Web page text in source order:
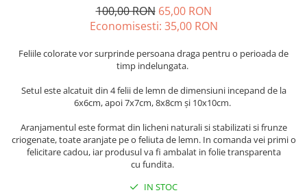
100,00 RON 65,00 RON
Economisesti: 35,00 RON
Feliile colorate vor surprinde persoana draga pentru o perioada de
timp indelungata.
Setul este alcatuit din 4 felii de lemn de dimensiuni incepand de la
6x6cm, apoi 7x7cm, 8x8cm și 10x10cm.
Aranjamentul este format din licheni naturali si stabilizati si frunze
criogenate, toate aranjate pe o feliuta de lemn. In comanda vei primi o
felicitare cadou, iar produsul va fi ambalat in folie transparenta
cu fundita.
IN STOC